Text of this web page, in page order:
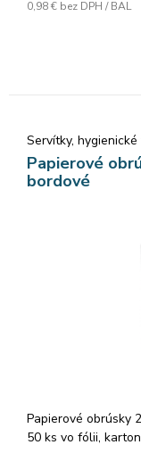
0,98 € bez DPH / BAL
Servítky,
Papierové
bordové
Papierové obrúsky
50 ks vo fólii,